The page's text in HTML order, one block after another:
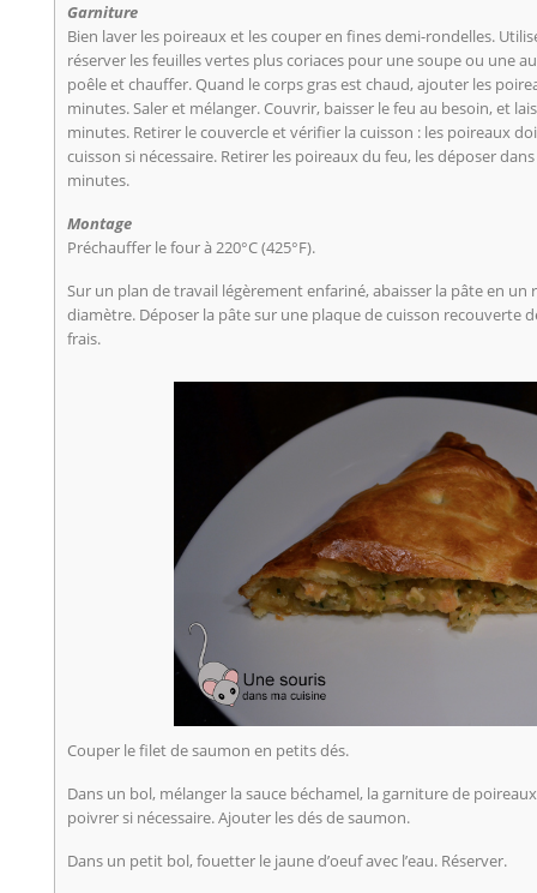
Garniture
Bien laver les poireaux et les couper en fines demi-rondelles.
réserver les feuilles vertes plus coriaces pour une soupe ou une
poêle et chauffer. Quand le corps gras est chaud, ajouter les
minutes. Saler et mélanger. Couvrir, baisser le feu au besoin, et
minutes. Retirer le couvercle et vérifier la cuisson : les poireaux
cuisson si nécessaire. Retirer les poireaux du feu, les déposer
minutes.
Montage
Préchauffer le four à 220°C (425°F).
Sur un plan de travail légèrement enfariné, abaisser la pâte en un
diamètre. Déposer la pâte sur une plaque de cuisson recouverte
frais.
Couper le filet de saumon en petits dés.
Dans un bol, mélanger la sauce béchamel, la garniture de
poivrer si nécessaire. Ajouter les dés de saumon.
Dans un petit bol, fouetter le jaune d’oeuf avec l’eau. Réserver.